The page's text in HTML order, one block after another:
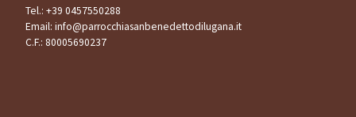
Tel.: +39 0457550288
Email: info@parrocchiasanbenedettodilugana.it
C.F.: 80005690237